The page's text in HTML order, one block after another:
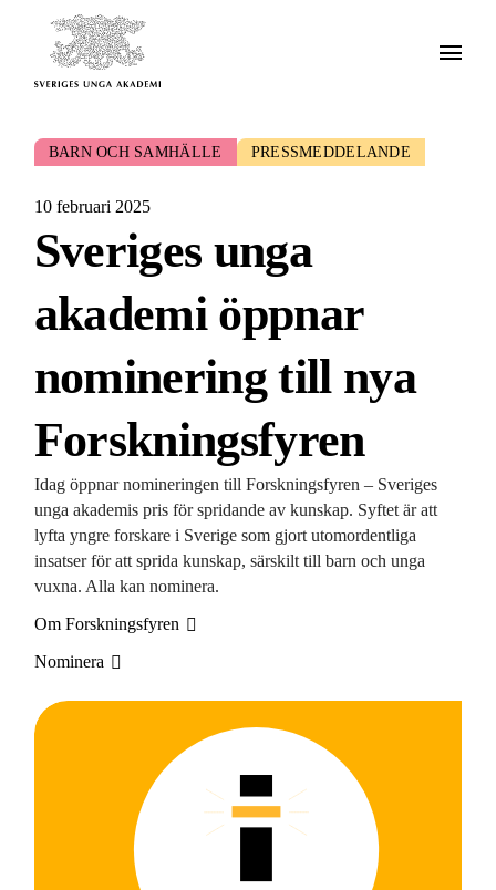
BARN OCH SAMHÄLLE PRESSMEDDELANDE
10 februari 2025
Sveriges unga
akademi öppnar
nominering till nya
Forskningsfyren
Idag öppnar nomineringen till Forskningsfyren – Sveriges
unga akademis pris för spridande av kunskap. Syftet är att
lyfta yngre forskare i Sverige som gjort utomordentliga
insatser för att sprida kunskap, särskilt till barn och unga
vuxna. Alla kan nominera.
Om Forskningsfyren
Nominera